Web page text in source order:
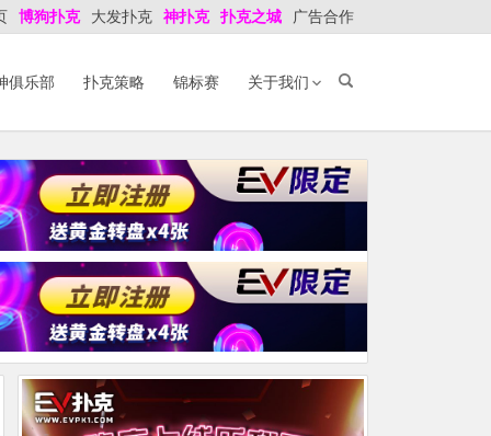
博狗扑克 大发扑克 神扑克 扑克之城 广告合作
俱乐部 扑克策略 锦标赛 关于我们